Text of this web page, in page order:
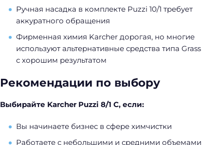
Ручная насадка в комплекте Puzzi 10/1 требует
аккуратного обращения
Фирменная химия Karcher дорогая, но многие
используют альтернативные средства типа Grass
с хорошим результатом
Рекомендации по выбору
Выбирайте Karcher Puzzi 8/1 C, если:
Вы начинаете бизнес в сфере химчистки
Работаете с небольшими и средними объемами